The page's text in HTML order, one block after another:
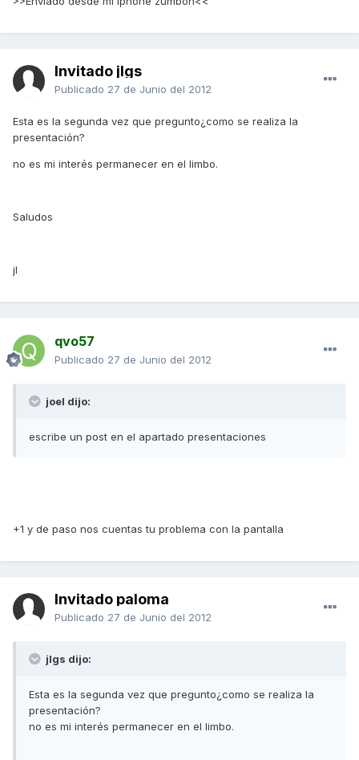
Invitado jlgs
Publicado 27 de Junio del 2012
Esta es la segunda vez que pregunto¿como se realiza la
presentación?
no es mi interés permanecer en el limbo.
Saludos
jl
qvo57
Publicado 27 de Junio del 2012
joel dijo:
escribe un post en el apartado presentaciones
+1 y de paso nos cuentas tu problema con la pantalla
Invitado paloma
Publicado 27 de Junio del 2012
jlgs dijo:
Esta es la segunda vez que pregunto¿como se realiza la
presentación?
no es mi interés permanecer en el limbo.